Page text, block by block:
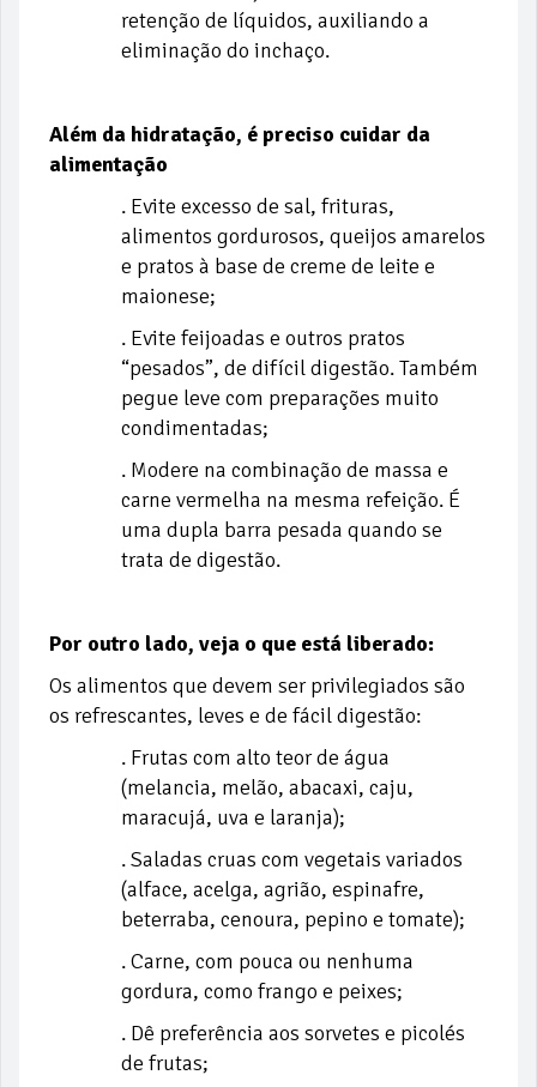
retenção de líquidos, auxiliando a
eliminação do inchaço.
Além da hidratação, é preciso cuidar da
alimentação
. Evite excesso de sal, frituras,
alimentos gordurosos, queijos amarelos
e pratos à base de creme de leite e
maionese;
. Evite feijoadas e outros pratos
“pesados”, de difícil digestão. Também
pegue leve com preparações muito
condimentadas;
. Modere na combinação de massa e
carne vermelha na mesma refeição. É
uma dupla barra pesada quando se
trata de digestão.
Por outro lado, veja o que está liberado:
Os alimentos que devem ser privilegiados são
os refrescantes, leves e de fácil digestão:
. Frutas com alto teor de água
(melancia, melão, abacaxi, caju,
maracujá, uva e laranja);
. Saladas cruas com vegetais variados
(alface, acelga, agrião, espinafre,
beterraba, cenoura, pepino e tomate);
. Carne, com pouca ou nenhuma
gordura, como frango e peixes;
. Dê preferência aos sorvetes e picolés
de frutas;